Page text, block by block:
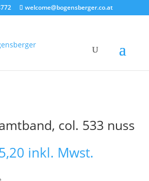
welcome@bogensberger.co.at
col. 533 nuss
Preisspanne:
€ 12,70
inkl. Mwst.